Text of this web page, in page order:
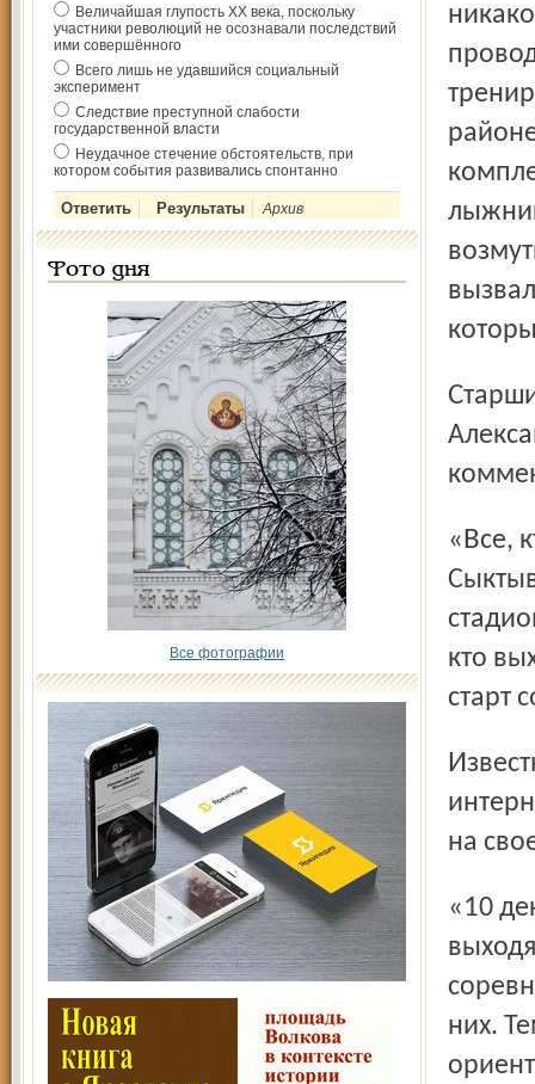
Величайшая глупость ХХ века, поскольку
участники революций не осознавали последствий
ими совершённого
Всего лишь не удавшийся социальный
эксперимент
Следствие преступной слабости
государственной власти
Неудачное стечение обстоятельств, при
котором события развивались спонтанно
Архив
Фото дня
Все фотографии
Старший тренер сборной Москвы по ориентированию
«Все, кто был когда-либо на лыжном комплексе в
кто
старт
Известный блоггер сыктывкарского спортивного
на
«10 декабря. Стартуют ориентировщики. Лыжники
них.